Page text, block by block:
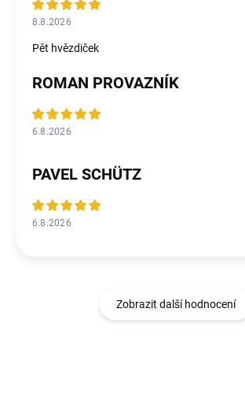
8.8.2026
Pět hvězdiček
ROMAN PROVAZNÍK
6.8.2026
PAVEL SCHÜTZ
6.8.2026
Zobrazit další hodnocení